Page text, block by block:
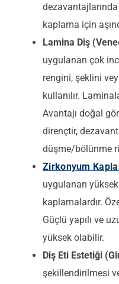
dezavantajlarında
kaplama için
Lamina Diş
uygulanan çok
rengini, şeklini
kullanılır.
Avantajı doğal
dirençtir,
düşme/bölünme
Zirkonyum
uygulanan
kaplamalardır.
Güçlü yapılı ve
yüksek olabilir.
Diş Eti Estetiği
şekillendirilmesi